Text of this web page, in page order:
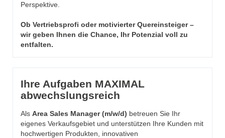
Perspektive.
Ob Vertriebsprofi oder motivierter Quereinsteiger –
wir geben Ihnen die Chance, Ihr Potenzial voll zu
entfalten.
Ihre Aufgaben MAXIMAL
abwechslungsreich
Als Area Sales Manager (m/w/d) betreuen Sie Ihr
eigenes Verkaufsgebiet und unterstützen Ihre Kunden mit
hochwertigen Produkten, innovativen